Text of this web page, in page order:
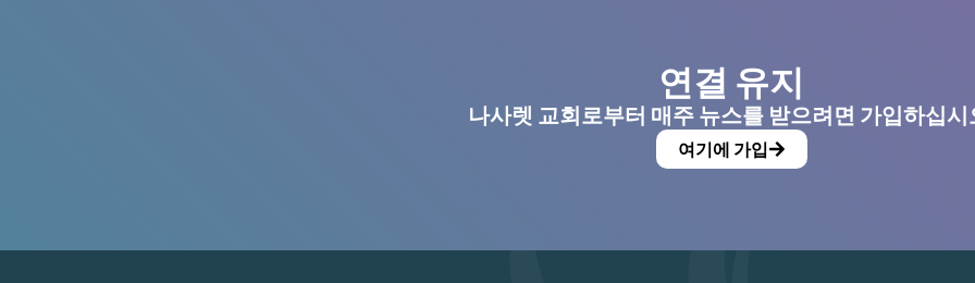
연결 유지
나사렛 교회로부터 매주 뉴스를 받으려면 가입하십시
여기에 가입